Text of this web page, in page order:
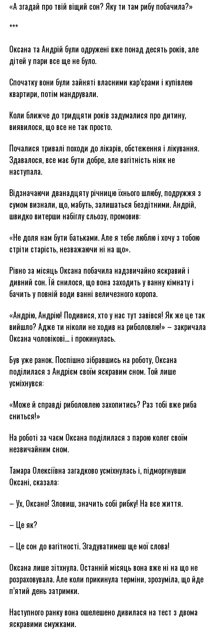
«А згадай про твій віщий сон? Яку ти там рибу побачила?»
***
Оксана та Андрій були одружені вже понад десять років, але
дітей у пари все ще не було.
Спочатку вони були зайняті власними кар’єрами і купівлею
квартири, потім мандрували.
Коли ближче до тридцяти років задумалися про дитину,
виявилося, що все не так просто.
Почалися тривалі походи до лікарів, обстеження і лікування.
Здавалося, все має бути добре, але вагітність ніяк не
наступала.
Відзначаючи дванадцяту річницю їхнього шлюбу, подружжя з
сумом визнали, що, мабуть, залишаться бездітними. Андрій,
швидко витерши набіглу сльозу, промовив:
«Не доля нам бути батьками. Але я тебе люблю і хочу з тобою
стріти старість, незважаючи ні на що».
Рівно за місяць Оксана побачила надзвичайно яскравий і
дивний сон. Їй снилося, що вона заходить у ванну кімнату і
бачить у повній води ванні величезного коропа.
«Андрію, Андрію! Подивися, хто у нас тут завівся! Як же це так
вийшло? Адже ти ніколи не ходив на риболовлю!» – закричала
Оксана чоловікові… і прокинулась.
Був уже ранок. Поспішно зібравшись на роботу, Оксана
поділилася з Андрієм своїм яскравим сном. Той лише
усміхнувся:
«Може й справді риболовлею захопитись? Раз тобі вже риба
сниться!»
На роботі за чаєм Оксана поділилася з парою колег своїм
незвичайним сном.
Тамара Олексіївна загадково усміхнулась і, підморгнувши
Оксані, сказала:
– Ух, Оксано! Зловиш, значить собі рибку! На все життя.
– Це як?
– Це сон до вагітності. Згадуватимеш ще мої слова!
Оксана лише зітхнула. Останній місяць вона вже ні на що не
розраховувала. Але коли прикинула терміни, зрозуміла, що йде
п’ятий день затримки.
Наступного ранку вона ошелешено дивилася на тест з двома
яскравими смужками.